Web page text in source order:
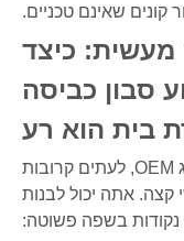
שאינם טכניים.
מעשית: כיצד
סבון כביסה
בית הוא רע
אם אתה קמעונאי, מפיץ או בעל מותג OEM, לעתים קרובות
אתה יכול לבנות
נקודות בשפה פשוטה: